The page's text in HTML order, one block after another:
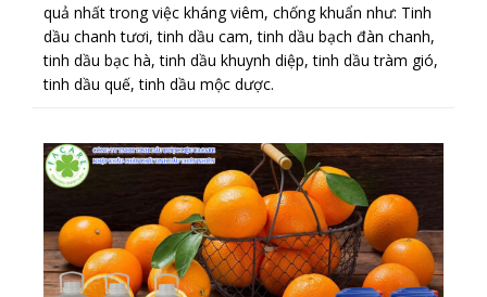
quả nhất trong việc kháng viêm, chống khuẩn như: Tinh
dầu chanh tươi, tinh dầu cam, tinh dầu bạch đàn chanh,
tinh dầu bạc hà, tinh dầu khuynh diệp, tinh dầu tràm gió,
tinh dầu quế, tinh dầu mộc dược.